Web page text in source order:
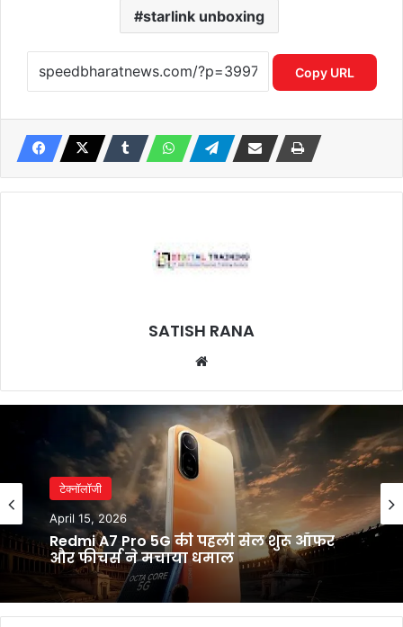
starlink unboxing
Copy URL
SATISH RANA
टेक्नॉलॉजी
April 15, 2026
Redmi A7 Pro 5G की पहली सेल शुरू ऑफर
और फीचर्स ने मचाया धमाल